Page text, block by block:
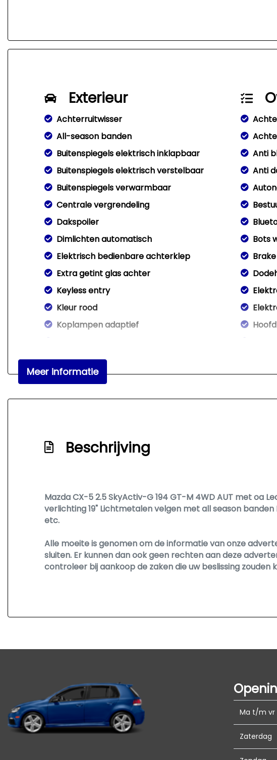
Exterieur
Achterruitwisser
All-season banden
Buitenspiegels elektrisch inklapbaar
Buitenspiegels elektrisch verstelbaar
Buitenspiegels verwarmbaar
Centrale vergrendeling
Dakspoiler
Dimlichten automatisch
Elektrisch bedienbare achterklep
Extra getint glas achter
Keyless entry
Kleur rood
Koplampen adaptief
Led achterlichten
Led dagrijverlichting
Parkeersensor voor en achter
Anti
Anti
Bots
Led
Stuur
Meer informatie
Beschrijving
Mazda CX-5 2.5 SkyActiv-G 194 GT-M 4WD AUT met
verlichting 19" Lichtmetalen velgen met all season
etc.
Alle moeite is genomen om de informatie van onze
sluiten. Er kunnen dan ook geen rechten aan deze
controleer bij aankoop de zaken die uw beslissing zouden
Ma t/m vr
Zaterdag